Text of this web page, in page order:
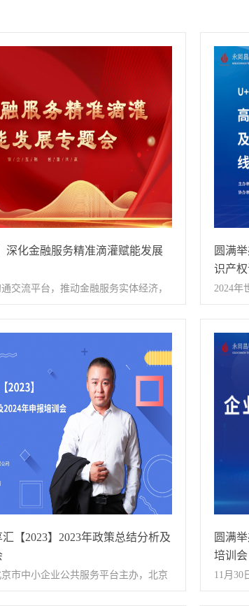
深化金融服务精准滴灌赋能发展
交流平台，推动金融服务实体经济，
银行丰台分行共同举办的“深化金融服
专题会”圆满举办。永同昌孵化器总经理
行高级经理张海及副行长张博出席本
家企业代表积极参与。活动伊始，现场
器总经理姜扬与工商银行负责人张
交流，详细介绍了永同昌孵化器的具体
加强合作的意愿，银行方负责人期望为
更优质的金融服务，并预祝本次活动
议发言掠影 永同昌科技孵化器始终以
支持，助力企业稳步前行。通过本次
造更多合作机遇，实现互利共赢。专
台支行详细介绍了针对中小微企业的一
圆满
识产
2024年
孵化器
权评
内容
目经
权行
以及
识产
处。
法》
缴的具
划和合
对知
【2023】2023年政策总结分析及
市中小企业公共服务平台主办，北京
圆满
培训会
11月30